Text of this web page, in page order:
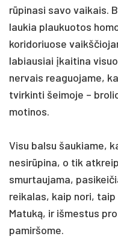
rūpinasi savo vaikais.
laukia plaukuotos
koridoriuose
labiausiai įkaitina
nervais reaguojame,
tvirkinti šeimoje –
motinos.
Visu balsu šaukiame,
nesirūpina, o tik
smurtaujama,
reikalas, kaip nori,
Matuką, ir išmestus
pamiršome.